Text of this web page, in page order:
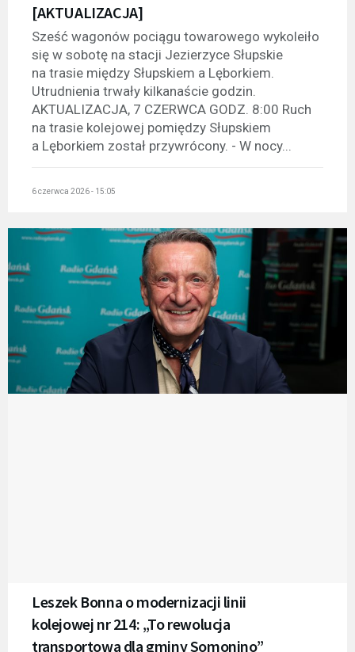
[AKTUALIZACJA]
Sześć wagonów pociągu towarowego wykoleiło
się w sobotę na stacji Jezierzyce Słupskie
na trasie między Słupskiem a Lęborkiem.
Utrudnienia trwały kilkanaście godzin.
AKTUALIZACJA, 7 CZERWCA GODZ. 8:00 Ruch
na trasie kolejowej pomiędzy Słupskiem
a Lęborkiem został przywrócony. - W nocy...
6 czerwca 2026 - 15:05
Leszek Bonna o modernizacji linii
kolejowej nr 214: „To rewolucja
transportowa dla gminy Somonino”